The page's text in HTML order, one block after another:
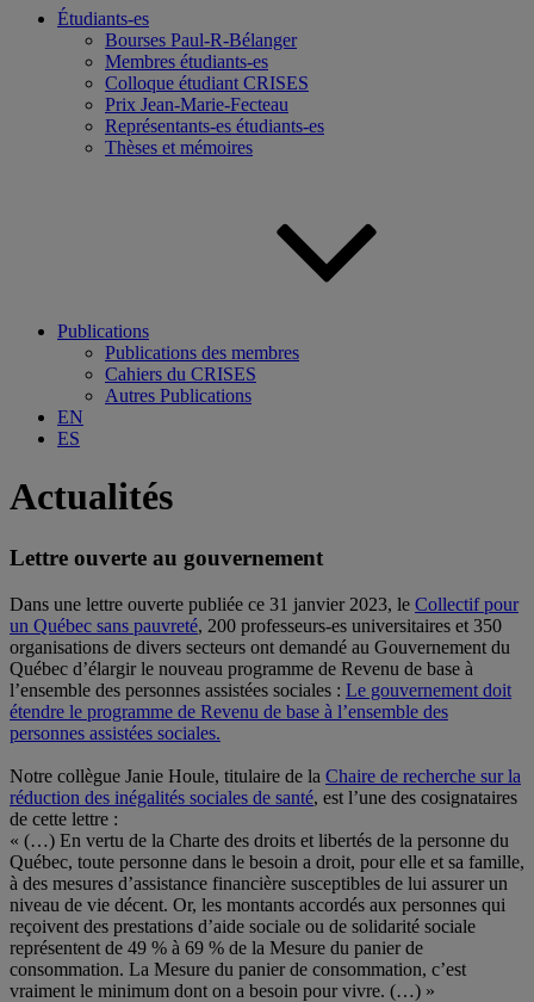
Étudiants-es
Bourses Paul-R-Bélanger
Membres étudiants-es
Colloque étudiant CRISES
Prix Jean-Marie-Fecteau
Représentants-es étudiants-es
Thèses et mémoires
Publications
Publications des membres
Cahiers du CRISES
Autres Publications
EN
ES
Actualités
Lettre ouverte au gouvernement
Dans une lettre ouverte publiée ce 31 janvier 2023, le Collectif pour
un Québec sans pauvreté, 200 professeurs-es universitaires et 350
organisations de divers secteurs ont demandé au Gouvernement du
Québec d’élargir le nouveau programme de Revenu de base à
l’ensemble des personnes assistées sociales : Le gouvernement doit
étendre le programme de Revenu de base à l’ensemble des
personnes assistées sociales.
Notre collègue Janie Houle, titulaire de la Chaire de recherche sur la
réduction des inégalités sociales de santé, est l’une des cosignataires
de cette lettre :
« (…) En vertu de la Charte des droits et libertés de la personne du
Québec, toute personne dans le besoin a droit, pour elle et sa famille,
à des mesures d’assistance financière susceptibles de lui assurer un
niveau de vie décent. Or, les montants accordés aux personnes qui
reçoivent des prestations d’aide sociale ou de solidarité sociale
représentent de 49 % à 69 % de la Mesure du panier de
consommation. La Mesure du panier de consommation, c’est
vraiment le minimum dont on a besoin pour vivre. (…) »